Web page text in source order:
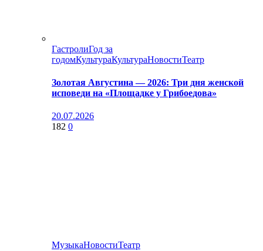
ГастролиГод за
годомКультураКультураНовостиТеатр
Золотая Августина — 2026: Три дня женской
исповеди на «Площадке у Грибоедова»
20.07.2026
182 0
МузыкаНовостиТеатр